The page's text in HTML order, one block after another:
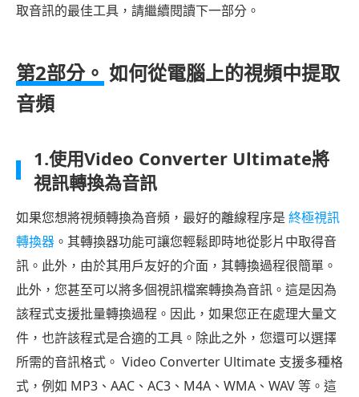
取音訊的最佳工具，請繼續閱讀下一部分。
第2部分。 如何從電腦上的視頻中提取
音頻
1.使用Video Converter Ultimate將
視訊轉換為音訊
如果您想將視頻轉換為音頻，最好的離線程序是 終極視訊
轉換器 。其轉換器功能可讓您輕鬆即時地從影片中取得音
訊。此外，由於其用戶友好的介面，其轉換過程很簡單。
此外，您甚至可以將多個視訊檔案轉換為音訊。這是因為
該程式支援批量轉換過程。因此，如果您正在處理大量文
件，也許該程式是合適的工具。除此之外，您還可以選擇
所需的音訊格式。 Video Converter Ultimate 支援多種格
式，例如 MP3、AAC、AC3、M4A、WMA、WAV 等。這